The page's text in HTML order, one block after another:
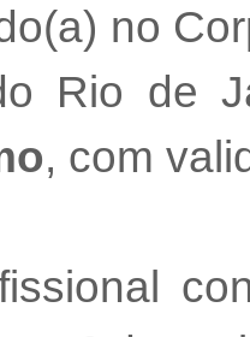
no
Rio de
, com